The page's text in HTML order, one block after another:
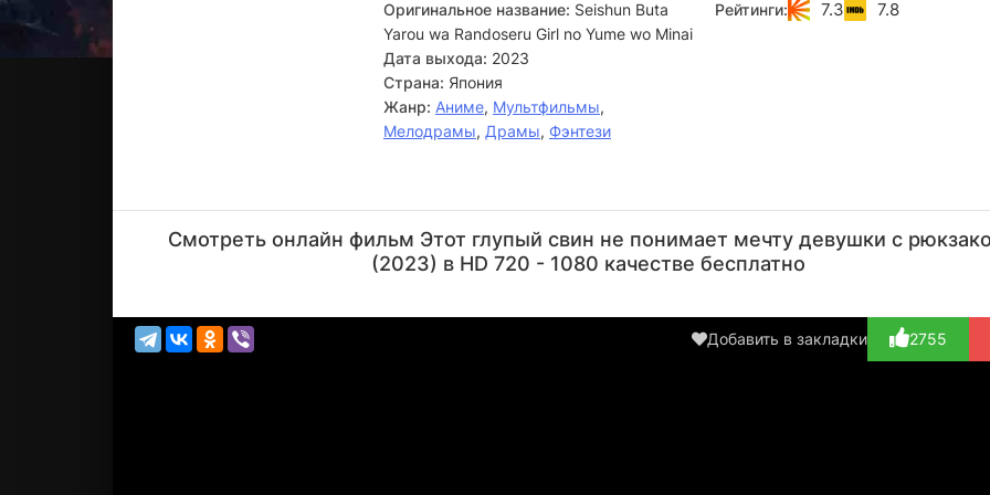
Оригинальное название: Seishun Buta
Yarou wa Randoseru Girl no Yume wo Minai
Дата выхода: 2023
Страна: Япония
Жанр: Аниме, Мультфильмы,
Мелодрамы, Драмы, Фэнтези
Рейтинги: 7.3 7.8
Исикава
Актёр
(Sakuta
Тояма
Актёр
(Tomoe
озв...)
Утида
Актёр
(Nodoka
Танэдзаки
Актёр
(Rio Futaba,
Минасэ
Актёр
Смотреть онлайн фильм Этот глупый свин не понимает мечту девушки с
(2023) в HD 720 - 1080 качестве бесплатно
Добавить в закладки 2755